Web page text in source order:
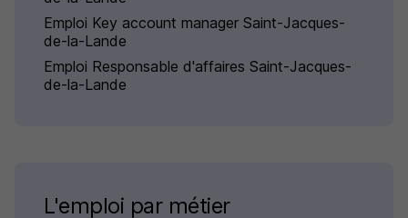
Emploi Key account manager Saint-Jacques-
de-la-Lande
Emploi Responsable d'affaires Saint-Jacques-
de-la-Lande
L'emploi par métier